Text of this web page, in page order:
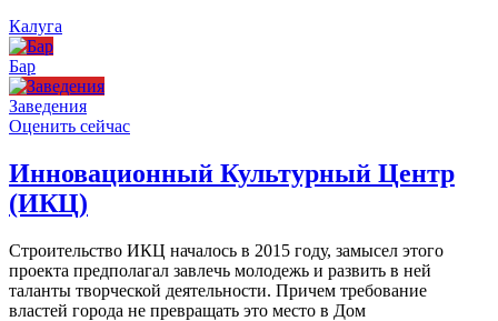
Калуга
Бар
Заведения
Оценить сейчас
Инновационный Культурный Центр
(ИКЦ)
Строительство ИКЦ началось в 2015 году, замысел этого
проекта предполагал завлечь молодежь и развить в ней
таланты творческой деятельности. Причем требование
властей города не превращать это место в Дом